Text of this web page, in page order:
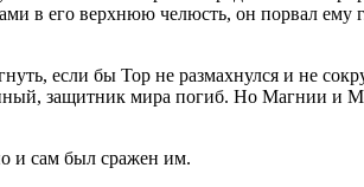
в его верхнюю челюсть, он порвал
если бы Тор не размахнулся и не
защитник мира погиб. Но Магнии и
и сам был сражен им.